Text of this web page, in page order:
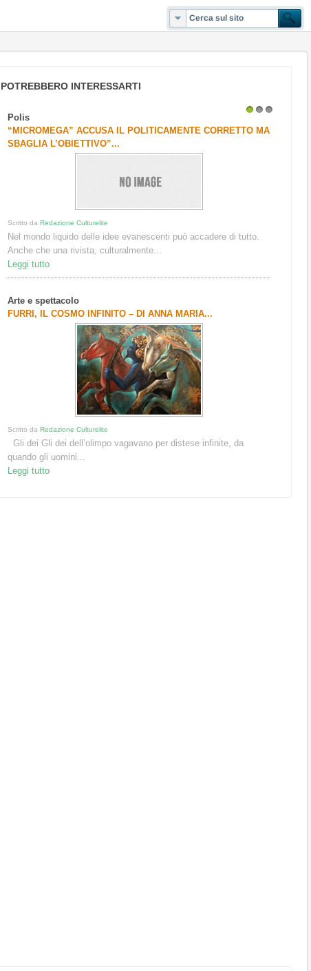
POTREBBERO INTERESSARTI
Polis
“MICROMEGA” ACCUSA IL POLITICAMENTE CORRETTO MA
SBAGLIA L’OBIETTIVO”...
Scritto daRedazione Culturelite
Nel mondo liquido delle idee evanescenti può accadere di tutto.
Anche che una rivista, culturalmente...
Leggi tutto
Arte e spettacolo
FURRI, IL COSMO INFINITO – DI ANNA MARIA...
Scritto daRedazione Culturelite
Gli dei Gli dei dell’olimpo vagavano per distese infinite, da
quando gli uomini...
Leggi tutto